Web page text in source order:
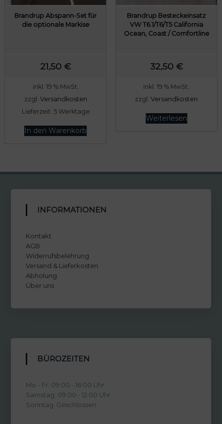
Brandrup Abspann-Set für
die optionale Markise
21,50 €
inkl. 19 % MwSt.
zzgl. Versandkosten
Lieferzeit: 5 Werktage
In den Warenkorb
Brandrup Besteckeinsatz
VW T6.1/T6/T5 California
Ocean, Coast / Comfortline
32,50 €
inkl. 19 % MwSt.
zzgl.Versandkosten
Weiterlesen
INFORMATIONEN
Kontakt
AGB
Widerrufsbelehrung
Versand & Lieferkosten
Abholung
Über uns
BÜROZEITEN
Mo - Fr: 09:00 - 16:00 Uhr
Samstag: 09:00 - 12:00 Uhr
Sonntag: Geschlossen